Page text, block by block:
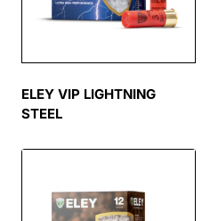
ELEY VIP LIGHTNING
STEEL